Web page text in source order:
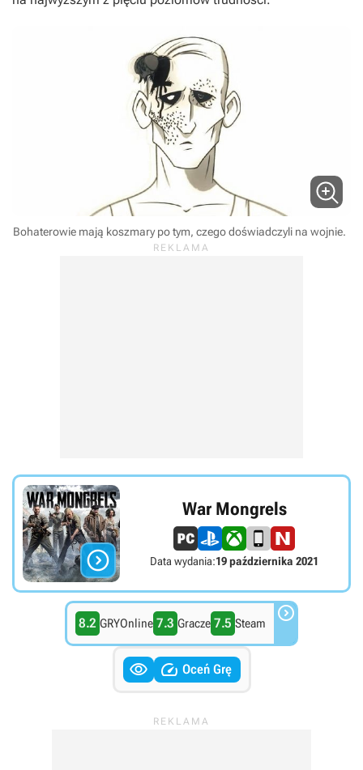
Bohaterowie mają koszmary po tym, czego doświadczyli na wojnie.

War Mongrels
Data wydania:19 października 2021
8.2 GRYOnline 7.3 Gracze 7.5 Steam 
  Oceń Grę